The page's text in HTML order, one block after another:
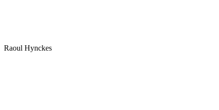
Raoul Hynckes